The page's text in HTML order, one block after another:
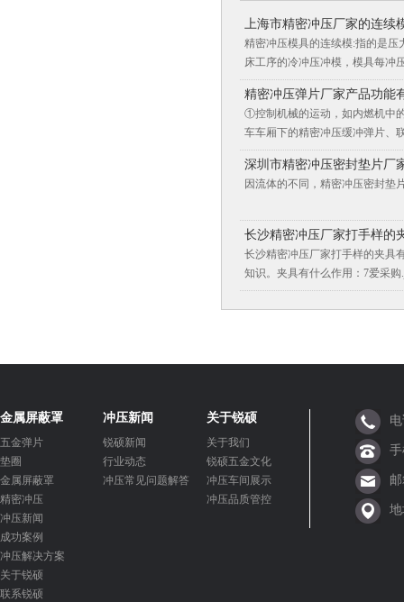
上海市精密冲压厂家的连续
精密冲压模具的连续模:指的是
床工序的冷冲压冲模，模具每冲
精密冲压弹片厂家产品功能
①控制机械的运动，如内燃机中
车车厢下的精密冲压缓冲弹片、
深圳市精密冲压密封垫片厂
因流体的不同，精密冲压密封垫
长沙精密冲压厂家打手样的
长沙精密冲压厂家打手样的夹具
知识。夹具有什么作用：7爱采
金属屏蔽罩
五金弹片
垫圈
金属屏蔽罩
精密冲压
冲压新闻
成功案例
冲压解决方案
关于锐硕
联系锐硕
冲压新闻
锐硕新闻
行业动态
冲压常见问题解答
关于锐硕
关于我们
锐硕五金文化
冲压车间展示
冲压品质管控
手